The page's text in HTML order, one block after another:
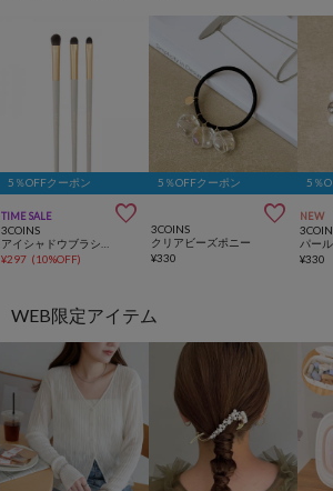
5％OFFクーポン
TIME SALE 
3COINS
¥297 (10%OFF)
5％OFFクーポン

3COINS
クリアビーズポニー
¥330
5％
NEW
¥330
WEB限定アイテム